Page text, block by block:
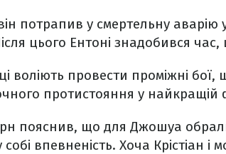
потрапив у смертельну аварію
цього Ентоні знадобився
воліють провести проміжні
протистояння у найкращій
пояснив, що для Джошуа
собі впевненість. Хоча Крістіан